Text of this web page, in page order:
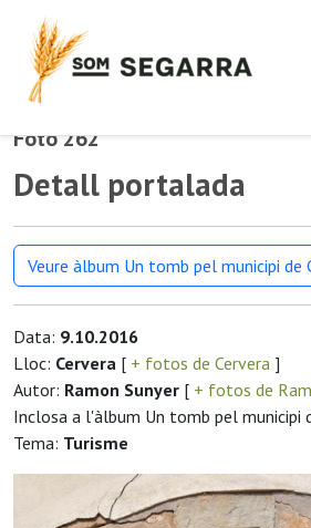
Foto 262
Detall portalada
Veure àlbum Un tomb pel municipi de
Data: 9.10.2016
Lloc: Cervera [ + fotos de Cervera ]
Autor: Ramon Sunyer [ + fotos de
Inclosa a l'àlbum Un tomb pel municipi
Tema: Turisme